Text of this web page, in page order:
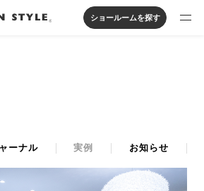
ショールームを探す
ーナル 実例 お知らせ